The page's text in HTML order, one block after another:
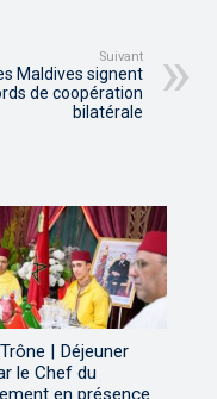
Suivant
Maldives signent
de coopération
bilatérale
| Déjeuner
le Chef du
en présence